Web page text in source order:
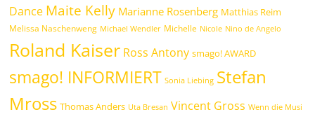
Dance Maite Kelly Marianne Rosenberg Matthias Reim
Melissa Naschenweng Michael Wendler Michelle Nicole Nino de Angelo
Roland Kaiser Ross Antony smago! AWARD
smago! INFORMIERT Sonia Liebing Stefan
Mross Thomas Anders Uta Bresan Vincent Gross Wenn die Musi